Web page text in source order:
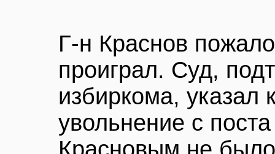
Г-н Краснов
проиграл. Суд,
избиркома, указал
увольнение с